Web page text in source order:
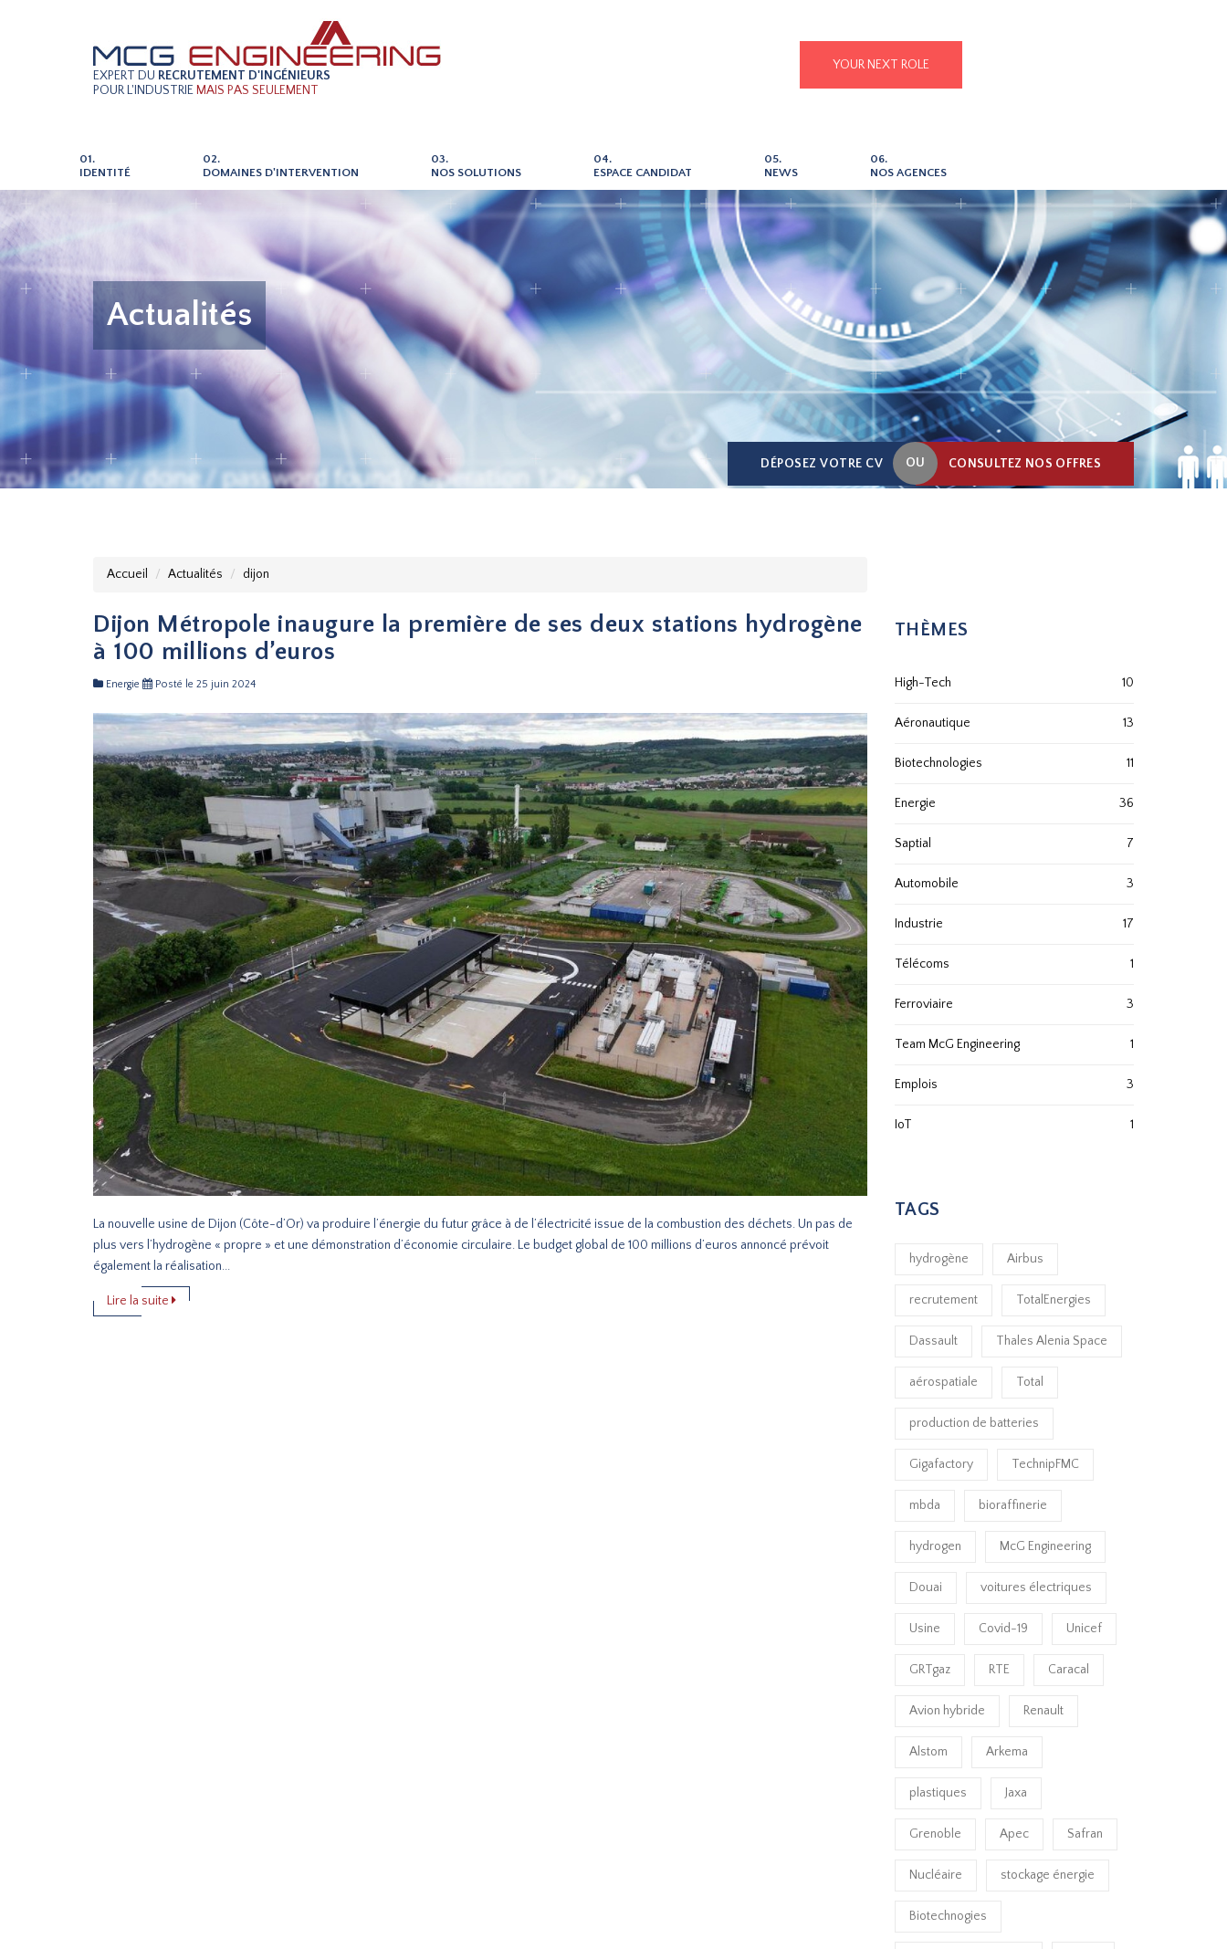
EXPERT DU RECRUTEMENT D'INGÉNIEURS
POUR L'INDUSTRIE MAIS PAS SEULEMENT
YOUR NEXT ROLE
01.
IDENTITÉ
02.
DOMAINES D'INTERVENTION
03.
NOS SOLUTIONS
04.
ESPACE CANDIDAT
05.
NEWS
06.
NOS AGENCES
Actualités
DÉPOSEZ VOTRE CV OU CONSULTEZ NOS OFFRES
Accueil Actualités dijon
Dijon Métropole inaugure la première de ses deux stations hydrogène
à 100 millions d’euros
Energie Posté le 25 juin 2024
La nouvelle usine de Dijon (Côte-d’Or) va produire l’énergie du futur grâce à de l’électricité issue de la combustion des déchets. Un pas de
plus vers l’hydrogène « propre » et une démonstration d’économie circulaire. Le budget global de 100 millions d’euros annoncé prévoit
également la réalisation...
Lire la suite
THÈMES
High-Tech 10
Aéronautique 13
Biotechnologies 11
Energie 36
Saptial 7
Automobile 3
Industrie 17
Télécoms 1
Ferroviaire 3
Team McG Engineering 1
Emplois 3
IoT 1
TAGS
hydrogène Airbus
recrutement TotalEnergies
Dassault Thales Alenia Space
aérospatiale Total
production de batteries
Gigafactory TechnipFMC
mbda bioraffinerie
hydrogen McG Engineering
Douai voitures électriques
Usine Covid-19 Unicef
GRTgaz RTE Caracal
Avion hybride Renault
Alstom Arkema
plastiques Jaxa
Grenoble Apec Safran
Nucléaire stockage énergie
Biotechnogies